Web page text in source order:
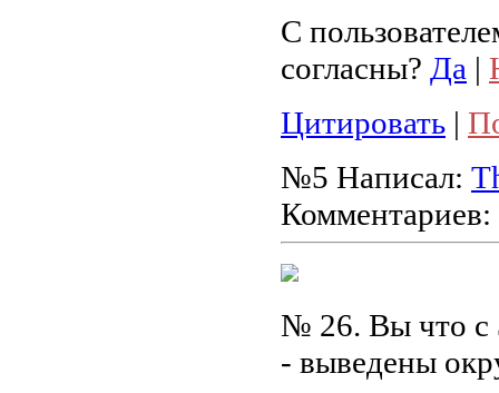
С
согласны? Да |
Цитировать |
№5 Написал:
Комментариев:
№ 26. Вы что с
- выведены